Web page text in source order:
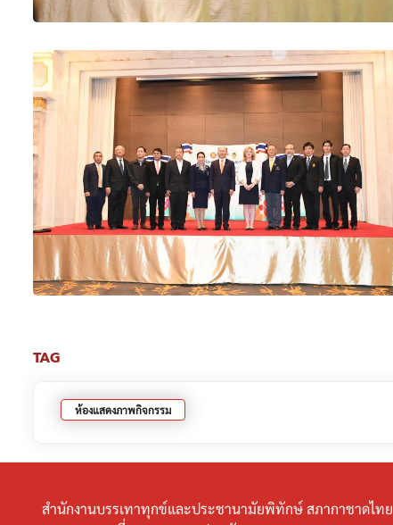
TAG
ห้องแสดงภาพกิจกรรม
สำนักงานบรรเทาทุกข์และประชานามัยพิทักษ์ สภากาชาดไทย